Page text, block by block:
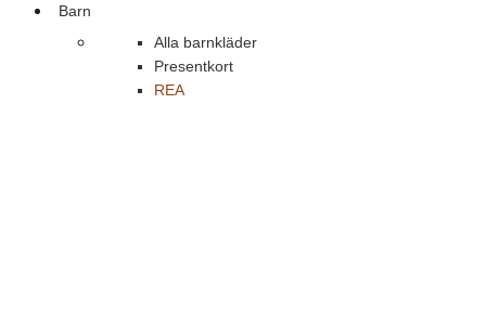
Barn
Alla barnkläder
Presentkort
REA